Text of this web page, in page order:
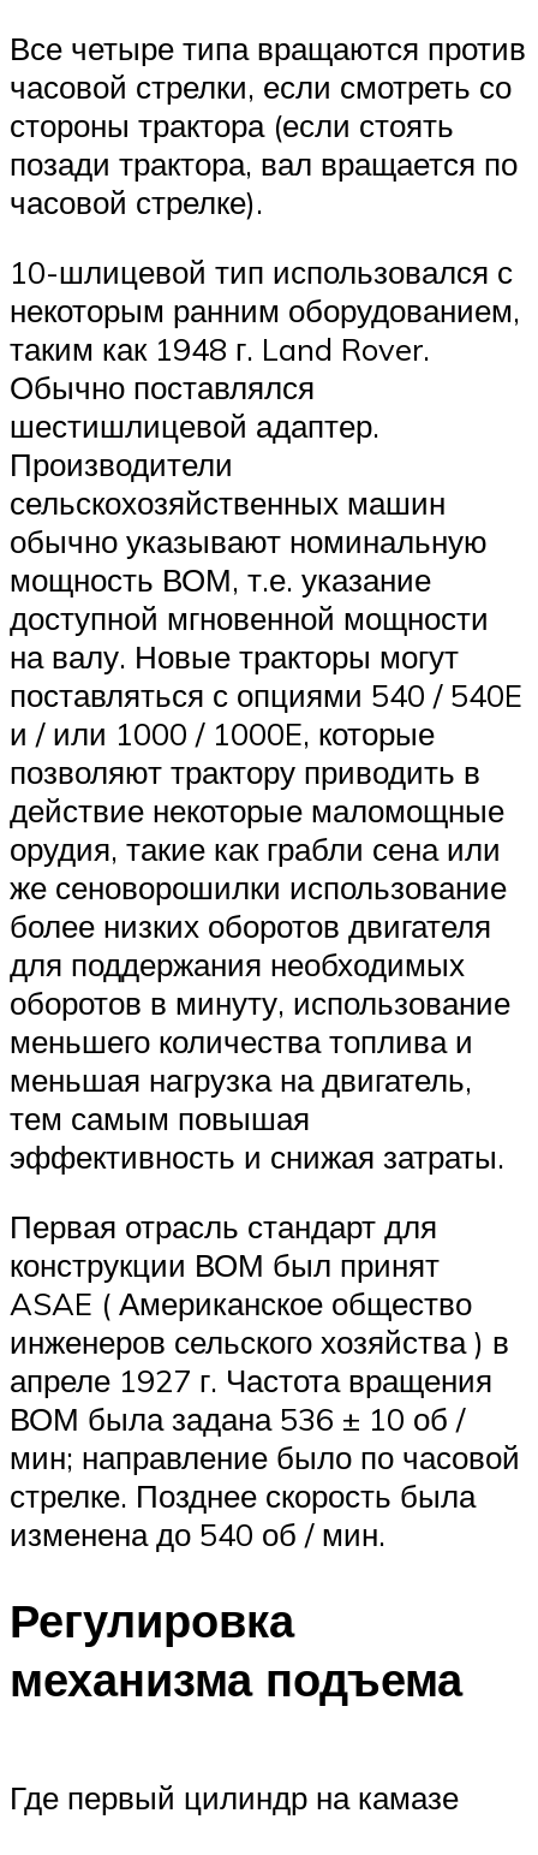
Все четыре типа вращаются против
часовой стрелки, если смотреть со
стороны трактора (если стоять
позади трактора, вал вращается по
часовой стрелке).
10-шлицевой тип использовался с
некоторым ранним оборудованием,
таким как 1948 г. Land Rover.
Обычно поставлялся
шестишлицевой адаптер.
Производители
сельскохозяйственных машин
обычно указывают номинальную
мощность ВОМ, т.е. указание
доступной мгновенной мощности
на валу. Новые тракторы могут
поставляться с опциями 540 / 540E
и / или 1000 / 1000E, которые
позволяют трактору приводить в
действие некоторые маломощные
орудия, такие как грабли сена или
же сеноворошилки использование
более низких оборотов двигателя
для поддержания необходимых
оборотов в минуту, использование
меньшего количества топлива и
меньшая нагрузка на двигатель,
тем самым повышая
эффективность и снижая затраты.
Первая отрасль стандарт для
конструкции ВОМ был принят
ASAE ( Американское общество
инженеров сельского хозяйства ) в
апреле 1927 г. Частота вращения
ВОМ была задана 536 ± 10 об /
мин; направление было по часовой
стрелке. Позднее скорость была
изменена до 540 об / мин.
Регулировка
механизма подъема
Где первый цилиндр на камазе